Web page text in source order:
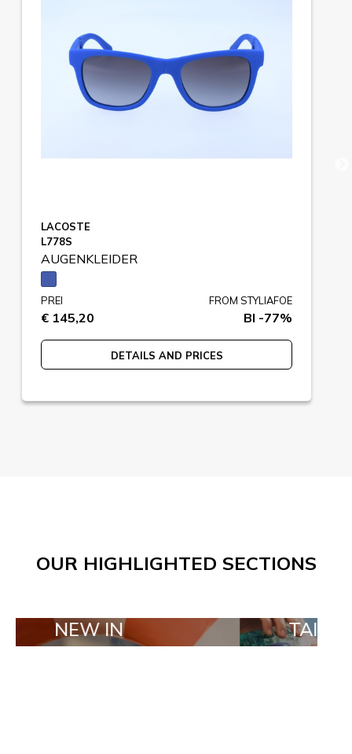
LACOSTE
L778S
AUGENKLEIDER
PREI
€ 145,20
FROM STYLIAFOE
BI -77%
DETAILS AND PRICES
OUR HIGHLIGHTED SECTIONS
TAILOR MADE